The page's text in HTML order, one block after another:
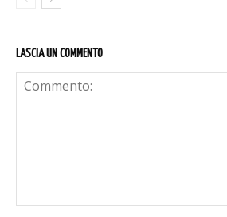
LASCIA UN COMMENTO